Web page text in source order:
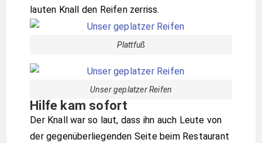
lauten Knall den Reifen zerriss.
Plattfuß
Unser geplatzer Reifen
Hilfe kam sofort
Der Knall war so laut, dass ihn auch Leute von
der gegenüberliegenden Seite beim Restaurant